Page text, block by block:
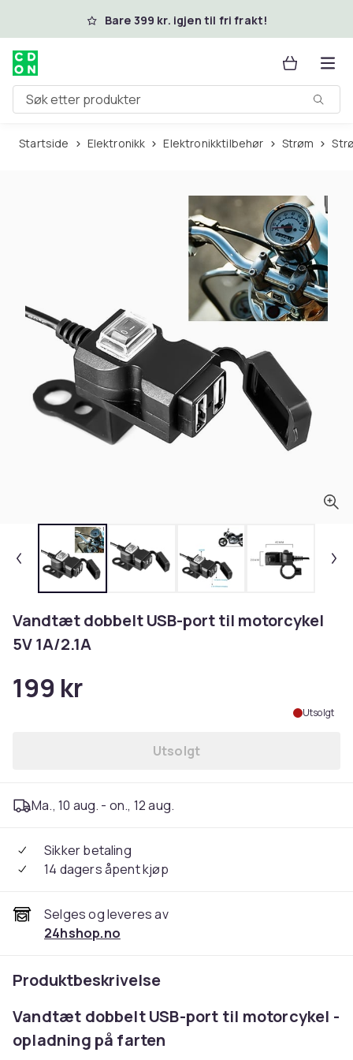
Hopp til hovedinnholdBare 399 kr. igjen til fri frakt!
Søk etter produkter
Startside Elektronikk Elektronikktilbehør Strøm
Vandtæt dobbelt USB-port til motorcykel
5V 1A/2.1A
199 kr
Utsolgt
Utsolgt
Ma., 10 aug. - on., 12 aug.
Sikker betaling
14 dagers åpent kjøp
Selges og leveres av
24hshop.no
Produktbeskrivelse
Vandtæt dobbelt USB-port til motorcykel -
opladning på farten